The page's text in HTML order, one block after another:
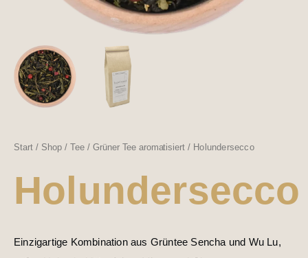
Start/ Shop/Tee/Grüner Tee aromatisiert/ Holundersecco
Holundersecco
Einzigartige Kombination aus Grüntee Sencha und Wu Lu,